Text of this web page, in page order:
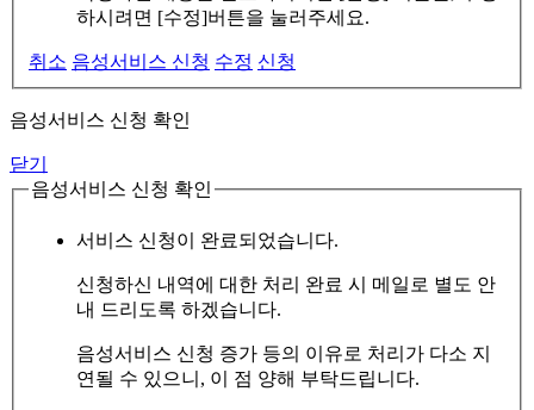
하시려면 [수정]버튼을 눌러주세요.
취소 음성서비스 신청 수정 신청
음성서비스 신청 확인
닫기
음성서비스 신청 확인
서비스 신청이 완료되었습니다.
신청하신 내역에 대한 처리 완료 시 메일로 별도 안
내 드리도록 하겠습니다.
음성서비스 신청 증가 등의 이유로 처리가 다소 지
연될 수 있으니, 이 점 양해 부탁드립니다.